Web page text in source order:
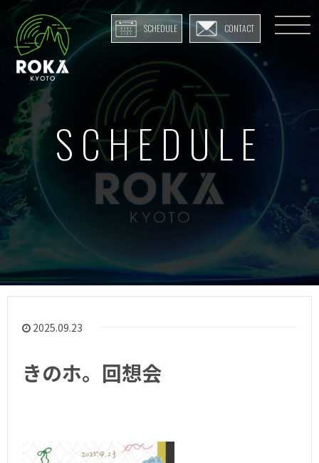
SCHEDULE CONTACT
SCHEDULE
2025.09.23
きのホ。回想会